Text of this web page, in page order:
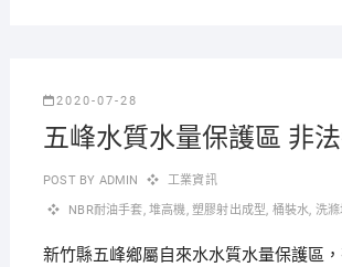
2020-07-28
五峰水質水量保護區 非
POST BY ADMIN 工業資訊
NBR耐油手套, 堆高機, 塑膠射出成型, 桶裝水, 洗
新竹縣五峰鄉屬自來水水質水量保護區